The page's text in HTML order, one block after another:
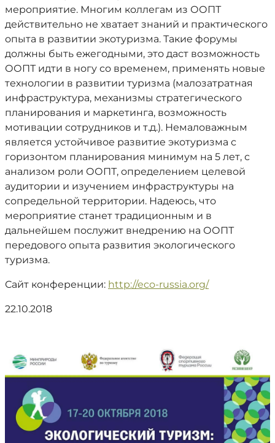
мероприятие. Многим коллегам из ООПТ
действительно не хватает знаний и практического
опыта в развитии экотуризма. Такие форумы
должны быть ежегодными, это даст возможность
ООПТ идти в ногу со временем, применять новые
технологии в развитии туризма (малозатратная
инфраструктура, механизмы стратегического
планирования и маркетинга, возможность
мотивации сотрудников и т.д.). Немаловажным
является устойчивое развитие экотуризма с
горизонтом планирования минимум на 5 лет, с
анализом роли ООПТ, определением целевой
аудитории и изучением инфраструктуры на
сопредельной территории. Надеюсь, что
мероприятие станет традиционным и в
дальнейшем послужит внедрению на ООПТ
передового опыта развития экологического
туризма.
Сайт конференции: http://eco-russia.org/
22.10.2018